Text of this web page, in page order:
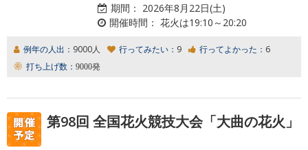
期間： 2026年8月22日(土)
開催時間： 花火は19:10～20:20
例年の人出： 9000人 行ってみたい： 9 行ってよかった： 6
打ち上げ数： 9000発
第98回 全国花火競技大会「大曲の花火」